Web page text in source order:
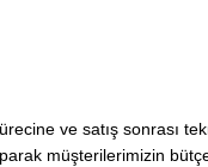
ve satış sonrası
müşterilerimizin